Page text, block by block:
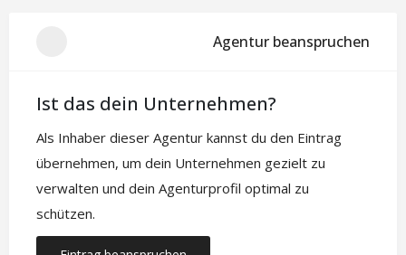
Agentur beanspruchen
Ist das dein Unternehmen?
Als Inhaber dieser Agentur kannst du den Eintrag
übernehmen, um dein Unternehmen gezielt zu
verwalten und dein Agenturprofil optimal zu
schützen.